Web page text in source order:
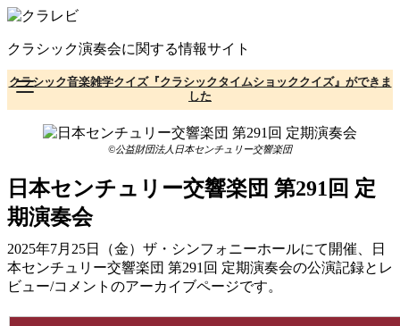
コ
テ
ン
ツ
へ
クラシック演奏会に関する情報サイト
クラシック音楽雑学クイズ『クラシックタイムショッククイズ』ができま
した
©公益財団法人日本センチュリー交響楽団
日本センチュリー交響楽団 第291回 定
期演奏会
2025年7月25日（金）ザ・シンフォニーホールにて開催、日
本センチュリー交響楽団 第291回 定期演奏会の公演記録とレ
ビュー/コメントのアーカイブページです。